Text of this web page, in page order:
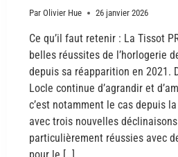
Par Olivier Hue 26 janvier 2026
Ce qu’il faut retenir : La Tissot
belles réussites de l’horlogerie
depuis sa réapparition en 2021.
Locle continue d’agrandir et
c’est notamment le cas depuis
avec trois nouvelles déclinaisons
particulièrement réussies avec